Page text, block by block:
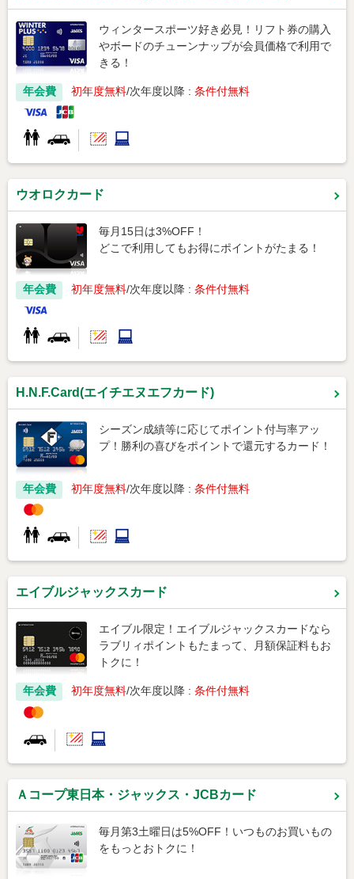
ウィンタースポーツ好き必見！リフト券の購入
やボードのチューンナップが会員価格で利用で
きる！
年会費 初年度無料 次年度以降 : 条件付無料
ウオロクカード
毎月15日は3%OFF！
どこで利用してもお得にポイントがたまる！
年会費 初年度無料 次年度以降 : 条件付無料
H.N.F.Card(エイチエヌエフカード)
シーズン成績等に応じてポイント付与率アッ
プ！勝利の喜びをポイントで還元するカード！
年会費 初年度無料 次年度以降 : 条件付無料
エイブルジャックスカード
エイブル限定！エイブルジャックスカードなら
ラブリィポイントもたまって、月額保証料もお
トクに！
年会費 初年度無料 次年度以降 : 条件付無料
Ａコープ東日本・ジャックス・JCBカード
毎月第3土曜日は5%OFF！いつものお買いもの
をもっとおトクに！